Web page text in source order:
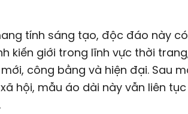
tính sáng tạo, độc đáo này
kiến giới trong lĩnh vực thời
công bằng và hiện đại. Sau
hội, mẫu áo dài này vẫn liên